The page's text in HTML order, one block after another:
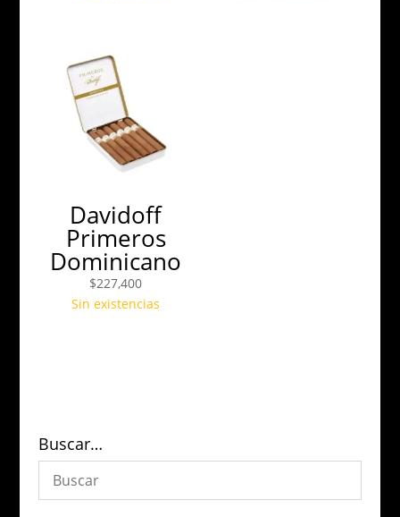
Davidoff
Primeros
Dominicano
$227,400
Sin existencias
Buscar…